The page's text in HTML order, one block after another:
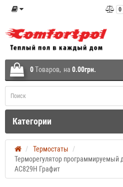
0
0Tоваров, на 0.00грн.
Категории
Термостаты
Терморегулятор программируемый
АС829H Графит